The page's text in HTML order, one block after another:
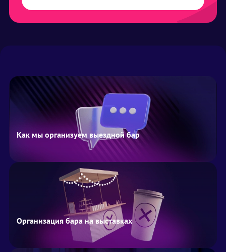
Как мы организуем выездной бар
Организация бара на выставках